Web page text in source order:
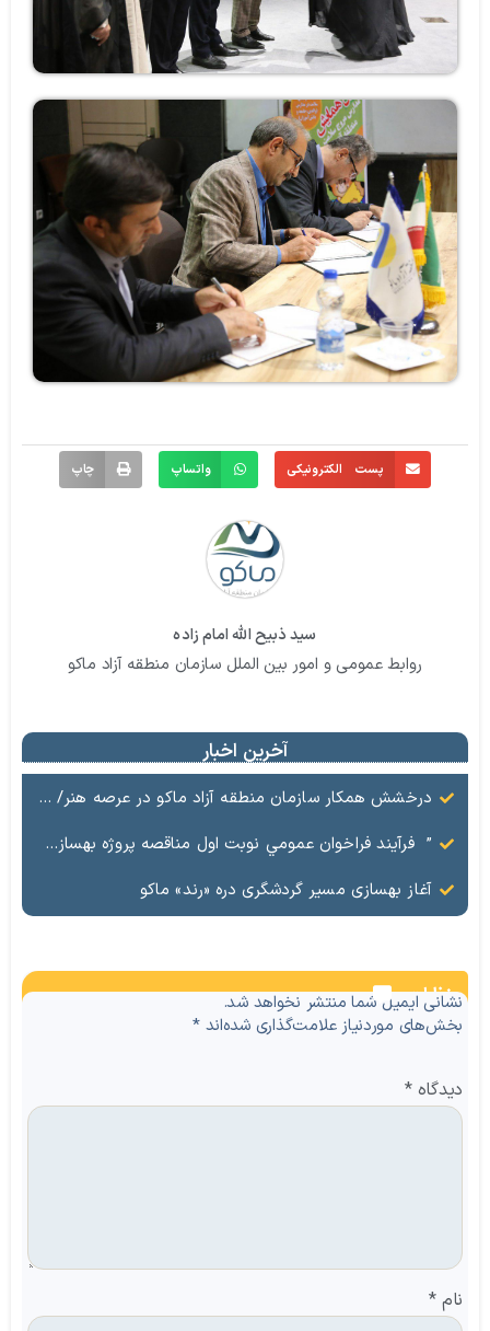
پست الکترونیکی واتساپ چاپ
سید ذبیح الله امام زاده
روابط عمومی و امور بین الملل سازمان منطقه آزاد ماکو
آخرین اخبار
درخشش همکار سازمان منطقه آزاد ماکو در عرصه هنر/ مستند تاریخی «زری خانم» به کارگردانی احد عبادی رونمایی شد
” فرآيند فراخوان عمومي نوبت اول مناقصه پروژه بهسازي و آسفالت راه و پاركينگ مجموعه آب درماني شهرستان شوط منطقه آزاد ماكو “
آغاز بهسازی مسیر گردشگری دره «رند» ماکو
نظرات
نشانی ایمیل شما منتشر نخواهد شد.
بخش‌های موردنیاز علامت‌گذاری شده‌اند*
دیدگاه*
نام *